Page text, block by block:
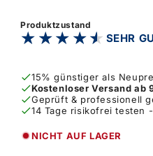
Produktzustand
★★★★★
★★★★★ SEHR
15% günstiger als
Kostenloser Versand ab
Geprüft & professionell
14 Tage risikofrei testen
NICHT AUF LAGER